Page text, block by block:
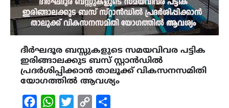
ദീർഘദൂര ബസ്സുകളുടെ സമയവിവര പട്ടിക
ഇരിങ്ങാലക്കുട ബസ് സ്റ്റാൻഡിൽ
പ്രദർശിപ്പിക്കാൻ താലൂക്ക് വികസനസമിതി
യോഗത്തിൽ ആവശ്യം
FacebookWhatsAppTwitterCopy